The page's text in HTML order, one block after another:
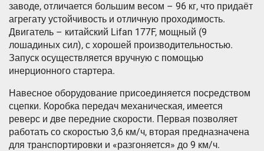
заводе, отличается большим весом – 96 кг, что придаёт
агрегату устойчивость и отличную проходимость.
Двигатель – китайский Lifan 177F, мощный (9
лошадиных сил), с хорошей производительностью.
Запуск осуществляется вручную с помощью
инерционного стартера.
Навесное оборудование присоединяется посредством
сцепки. Коробка передач механическая, имеется
реверс и две передние скорости. Первая позволяет
работать со скоростью 3,6 км/ч, вторая предназначена
для транспортировки и «разгоняется» до 9 км/ч.